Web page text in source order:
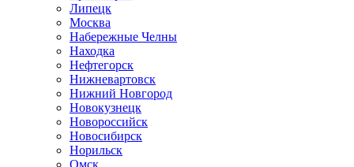
Липецк
Москва
Набережные Челны
Находка
Нефтегорск
Нижневартовск
Нижний Новгород
Новокузнецк
Новороссийск
Новосибирск
Норильск
Омск